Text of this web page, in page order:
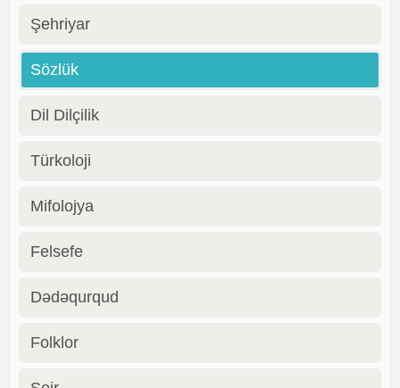
Şehriyar
Sözlük
Dil Dilçilik
Türkoloji
Mifolojya
Felsefe
Dədəqurqud
Folklor